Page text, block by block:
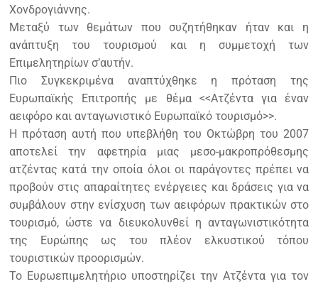
Χονδρογιάννης.
Μεταξύ των θεμάτων που συζητήθηκαν ήταν και η
ανάπτυξη του τουρισμού και η συμμετοχή των
Επιμελητηρίων σ’αυτήν.
Πιο Συγκεκριμένα αναπτύχθηκε η πρόταση της
Ευρωπαϊκής Επιτροπής με θέμα <<Ατζέντα για έναν
αειφόρο και ανταγωνιστικό Ευρωπαϊκό τουρισμό>>.
Η πρόταση αυτή που υπεβλήθη του Οκτώβρη του 2007
αποτελεί την αφετηρία μιας μεσο-μακροπρόθεσμης
ατζέντας κατά την οποία όλοι οι παράγοντες πρέπει να
προβούν στις απαραίτητες ενέργειες και δράσεις για να
συμβάλουν στην ενίσχυση των αειφόρων πρακτικών στο
τουρισμό, ώστε να διευκολυνθεί η ανταγωνιστικότητα
της Ευρώπης ως του πλέον ελκυστικού τόπου
τουριστικών προορισμών.
Το Ευρωεπιμελητήριο υποστηρίζει την Ατζέντα για τον